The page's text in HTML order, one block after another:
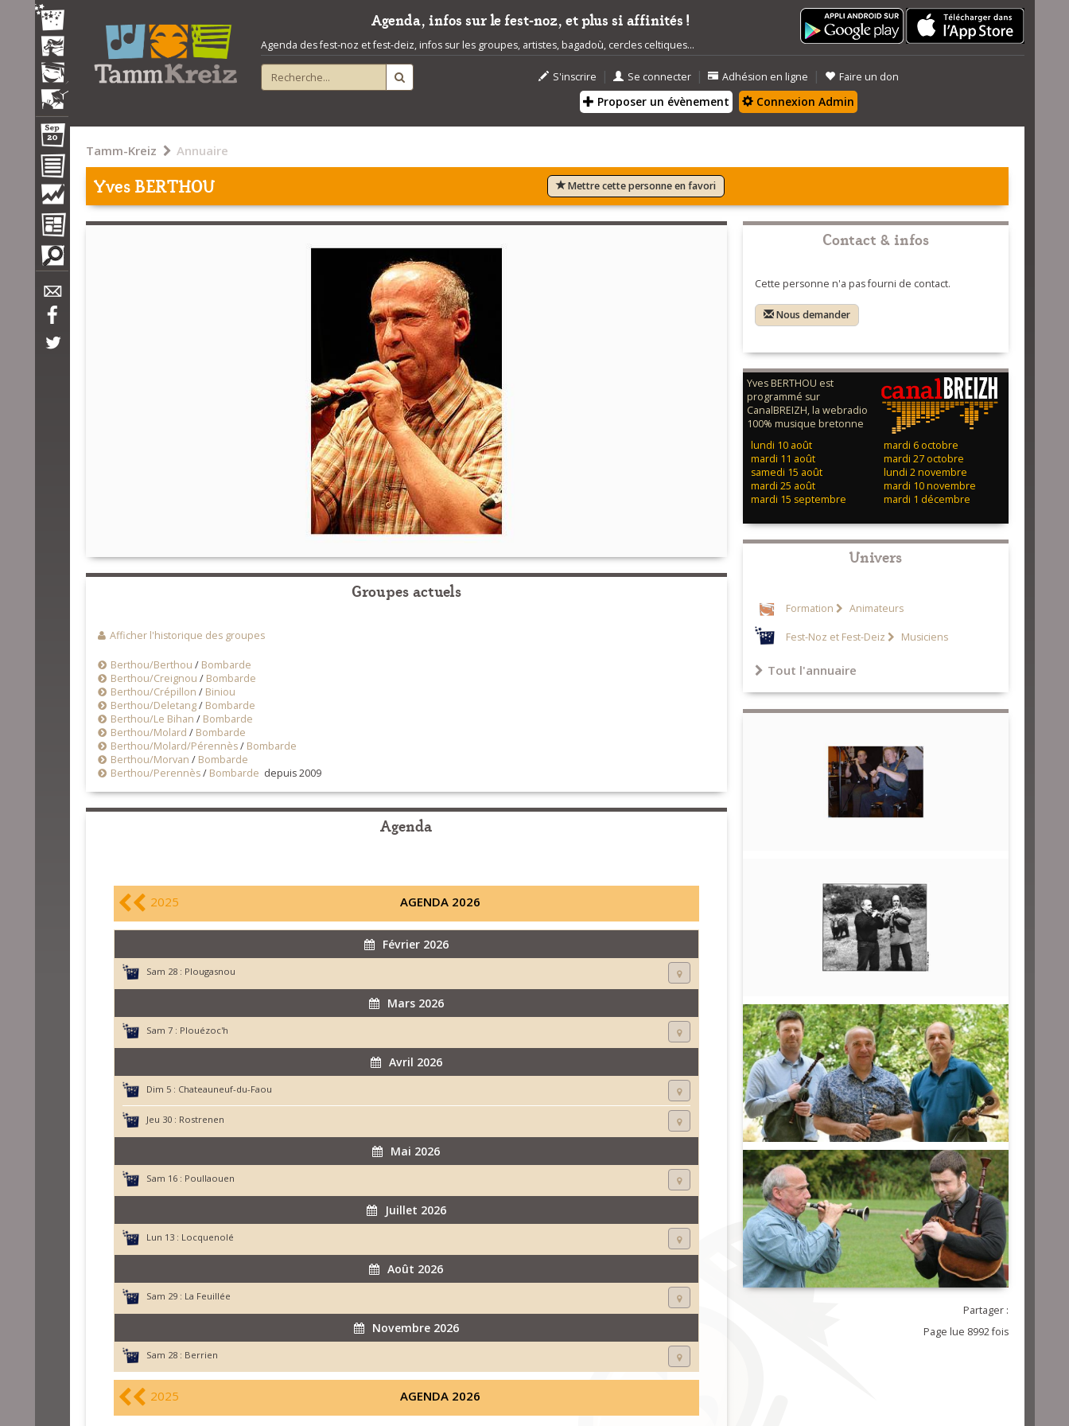
Agenda, infos sur le fest-noz, et plus si affinités !
Agenda des fest-noz et fest-deiz, infos sur les groupes, artistes, bagadoù, cercles celtiques...
S'inscrire | Se connecter | Adhésion en ligne | Faire un don
Proposer un évènement Connexion Admin
Tamm-Kreiz Annuaire
Yves BERTHOU Mettre cette personne en favori
Groupes actuels
Afficher l'historique des groupes
Berthou/Berthou / Bombarde
Berthou/Creignou / Bombarde
Berthou/Crépillon / Biniou
Berthou/Deletang/ Bombarde
Berthou/Le Bihan / Bombarde
Berthou/Molard / Bombarde
Berthou/Molard/Pérennès/ Bombarde
Berthou/Morvan / Bombarde
Berthou/Perennès/ Bombarde depuis 2009
Agenda
2025 AGENDA 2026
Février 2026
Sam 28 : Plougasnou
Mars 2026
Sam 7 : Plouézoc'h
Avril 2026
Dim 5 : Chateauneuf-du-Faou
Jeu 30 : Rostrenen
Mai 2026
Sam 16 : Poullaouen
Juillet 2026
Lun 13 : Locquenolé
Août 2026
Sam 29 : La Feuillée
Novembre 2026
Sam 28 : Berrien
2025 AGENDA 2026
Contact & infos
Cette personne n'a pas fourni de contact.
Nous demander
Yves BERTHOU est
programmé sur
CanalBREIZH, la webradio
100% musique bretonne
lundi 10 août
mardi 11 août
samedi 15 août
mardi 25 août
mardi 15 septembre
mardi 6 octobre
mardi 27 octobre
lundi 2 novembre
mardi 10 novembre
mardi 1 décembre
Univers
Formation Animateurs
Fest-Noz et Fest-Deiz Musiciens
Tout l'annuaire
Partager :
Page lue 8992 fois